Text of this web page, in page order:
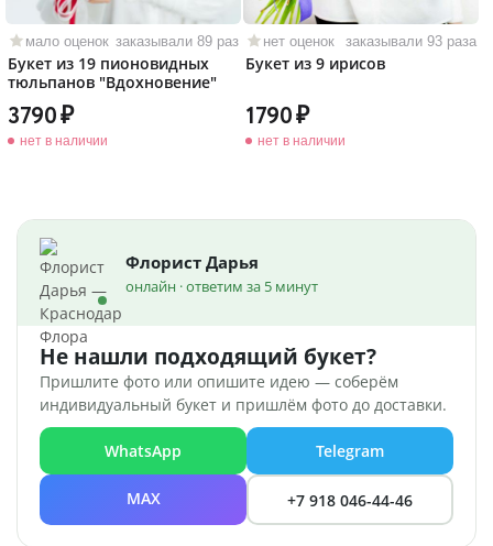
мало оценок заказывали 89 раз
Букет из 19 пионовидных
тюльпанов "Вдохновение"
3790
нет в наличии
нет оценок заказывали 93 раза
Букет из 9 ирисов
1790
нет в наличии
Флорист Дарья
онлайн · ответим за 5 минут
Не нашли подходящий букет?
Пришлите фото или опишите идею — соберём
индивидуальный букет и пришлём фото до доставки.
WhatsApp Telegram
MAX +7 918 046-44-46